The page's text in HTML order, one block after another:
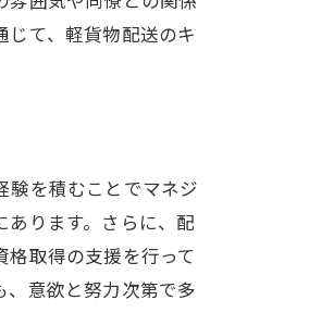
て、軽貨物配送のキ
験を積むことでマネジ
ります。さらに、配
取得の支援を行って
意欲と努力次第で多